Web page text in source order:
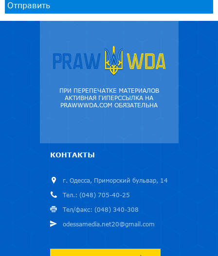
Отправить
ПРИ ПЕРЕПЕЧАТКЕ МАТЕРИАЛОВ
АКТИВНАЯ ГИПЕРССЫЛКА НА
PRAWWWDA.COM ОБЯЗАТЕЛЬНА
КОНТАКТЫ
г. Одесса, Приморский бульвар, 14
Тел.: (048) 705-40-25
Тел/факс: (048) 340-308
odessamedia.net20@gmail.com